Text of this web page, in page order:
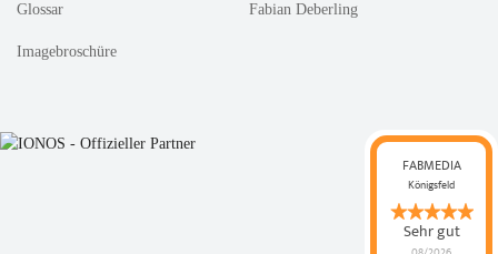
Glossar Fabian Deberling
Imagebroschüre
FABMEDIA
Königsfeld
Sehr gut